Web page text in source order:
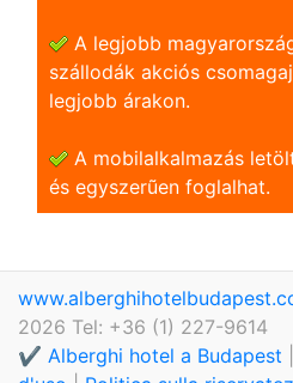
A legjobb
szállodák akciós
legjobb árakon.
A mobilalkalmazás
és egyszerũen foglalhat.
2026 Tel: +36 (1) 227-9614
✔️ Alberghi hotel a Budapest